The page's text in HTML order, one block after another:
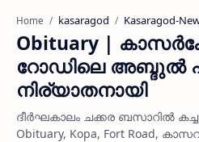
Home kasaragod Kasaragod-
Obituary |
റോഡിലെ അബ്ദുൽ
നിര്യാതനായി
ദീർഘകാലം ചക്കര ബസാറിൽ
Obituary, Kopa, Fort Road,